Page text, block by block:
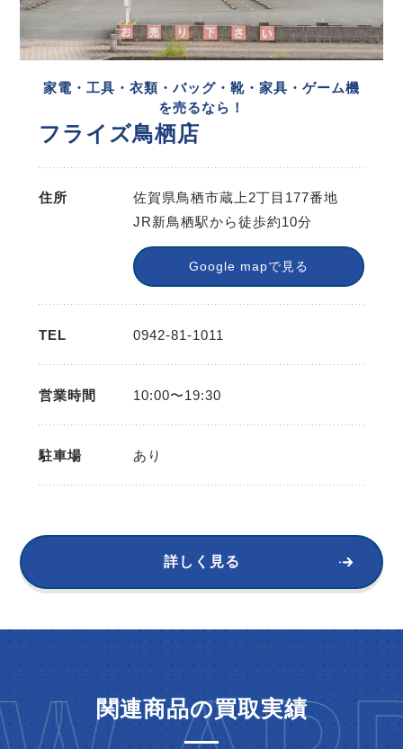
家電・工具・衣類・バッグ・靴・家具・ゲーム機
を売るなら！
フライズ鳥栖店
住所
佐賀県鳥栖市蔵上2丁目177番地
JR新鳥栖駅から徒歩約10分
Google mapで見る
TEL 0942-81-1011
営業時間 10:00〜19:30
駐車場 あり
詳しく見る
関連商品の買取実績